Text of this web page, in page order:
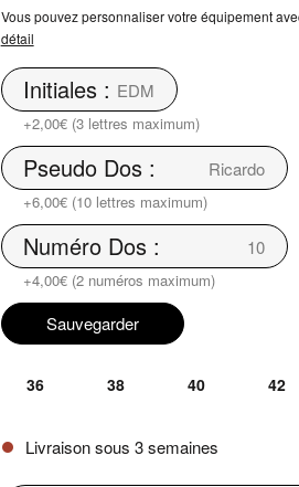
Vous pouvez personnaliser votre équipement
détail
Initiales :
+2,00€ (3 lettres maximum)
Pseudo Dos :
+6,00€ (10 lettres maximum)
Numéro Dos :
+4,00€ (2 numéros maximum)
Sauvegarder
36 38 40 42
 Livraison sous 3 semaines